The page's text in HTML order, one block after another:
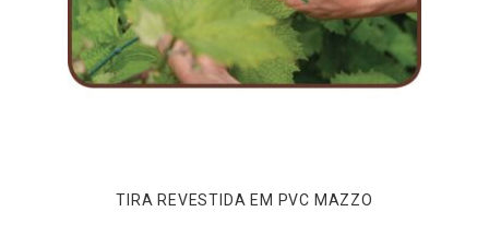
TIRA REVESTIDA EM PVC MAZZO